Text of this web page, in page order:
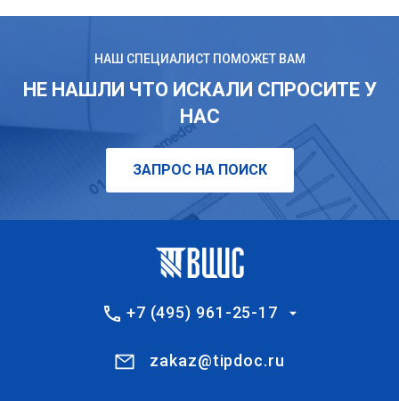
НАШ СПЕЦИАЛИСТ ПОМОЖЕТ ВАМ
НЕ НАШЛИ ЧТО ИСКАЛИ СПРОСИТЕ У
НАС
ЗАПРОС НА ПОИСК
+7 (495) 961-25-17
zakaz@tipdoc.ru